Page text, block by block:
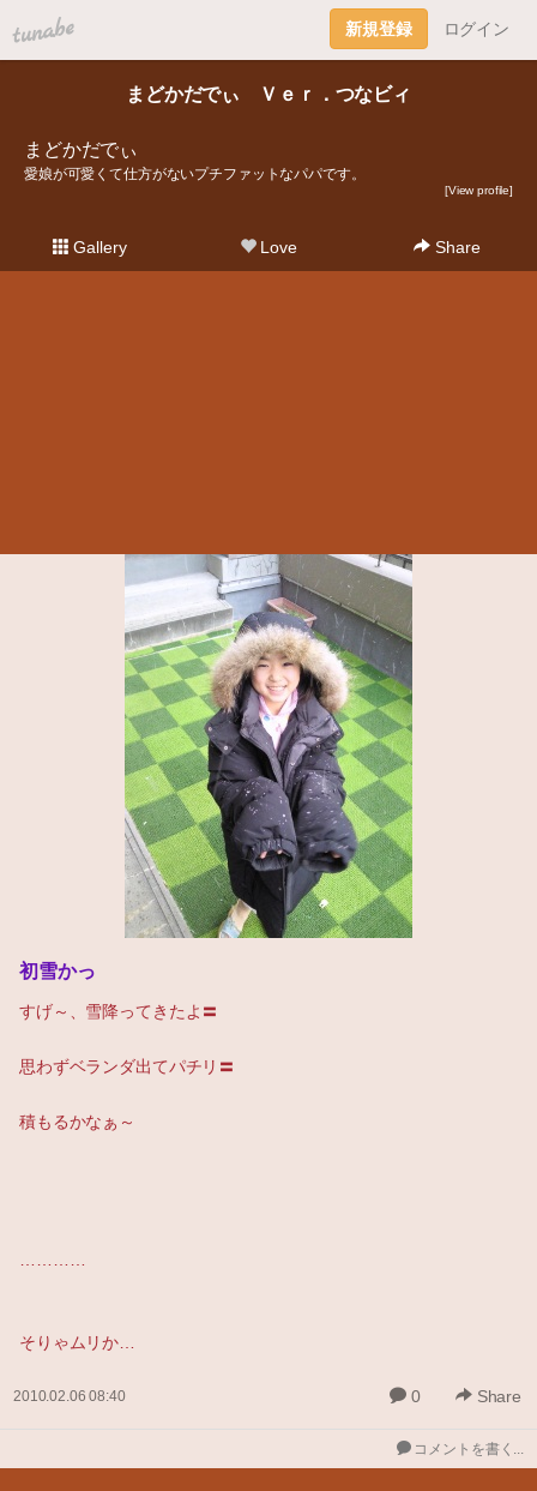
tuna.be 新規登録 ログイン
まどかだでぃ Ｖｅｒ．つなビィ
まどかだでぃ
愛娘が可愛くて仕方がないプチファットなパパです。
[View profile]
Gallery Love Share
初雪かっ
すげ～、雪降ってきたよ〓
思わずベランダ出てパチリ〓
積もるかなぁ～
そりゃムリか…
2010.02.06 08:40 0 Share
コメントを書く...